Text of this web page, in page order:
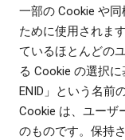
一部の Cookie や
ために使用されま
ているほとんどの
る Cookie の選択
ENID」という名前
Cookie は、ユーザ
のものです。保持